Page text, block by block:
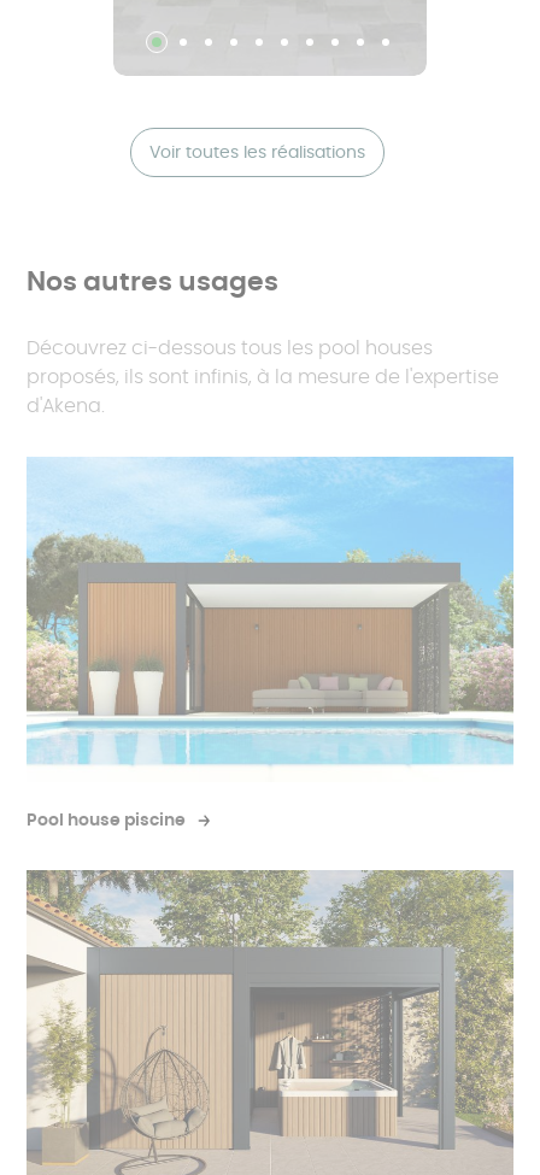
Voir toutes les réalisations
Nos autres usages
Découvrez ci-dessous tous les pool houses
proposés, ils sont infinis, à la mesure de l'expertise
d'Akena.
Pool house piscine